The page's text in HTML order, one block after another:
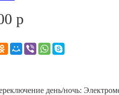
р
день/ночь: